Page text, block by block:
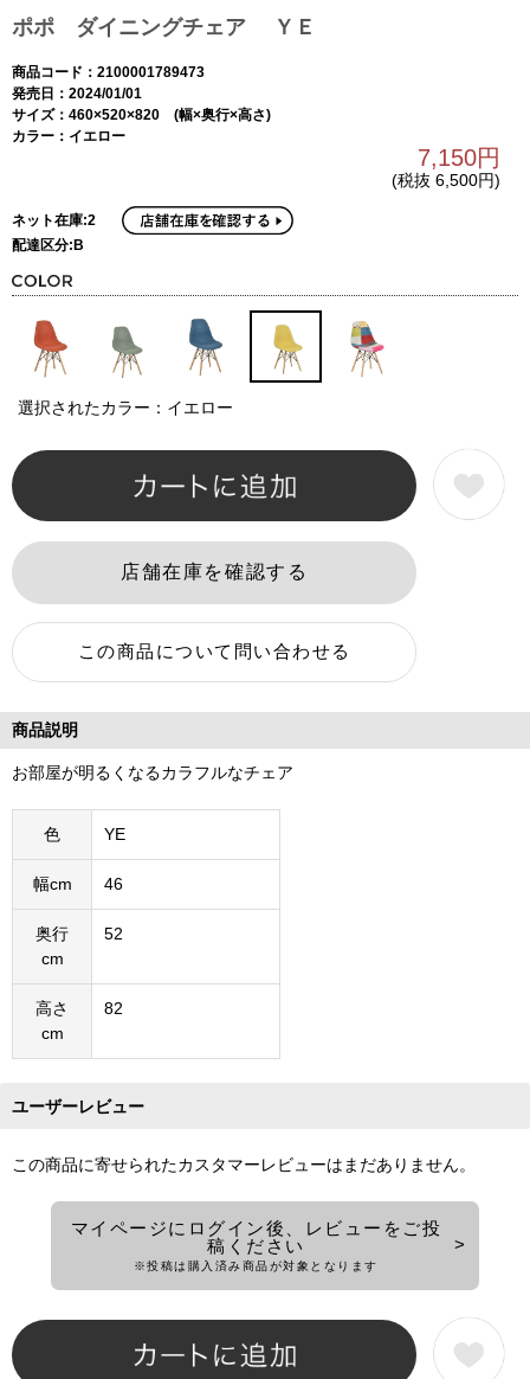
ポポ ダイニングチェア ＹＥ
商品コード：2100001789473
発売日：2024/01/01
サイズ：460×520×820 (幅×奥行×高さ)
カラー：イエロー
7,150円
(税抜 6,500円)
ネット在庫:2
配達区分:B
選択されたカラー：イエロー
商品説明
お部屋が明るくなるカラフルなチェア
色 YE
幅cm 46
奥行
cm
52
高さ
cm
82
ユーザーレビュー
この商品に寄せられたカスタマーレビューはまだありません。
マイページにログイン後、レビューをご投
稿ください
※投稿は購入済み商品が対象となります